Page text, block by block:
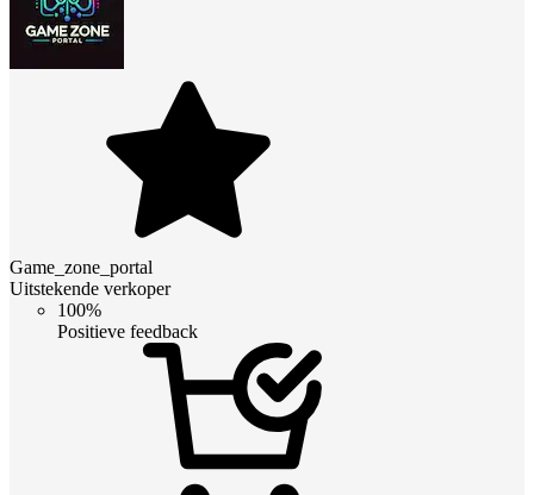
Game_zone_portal
Uitstekende verkoper
100%
Positieve feedback